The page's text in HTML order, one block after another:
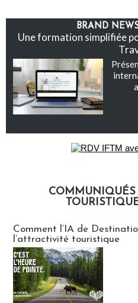
BRAND
Une formation simplifiée
COMMUNIQUÉS
Comment l’IA de
l’attractivité touristique